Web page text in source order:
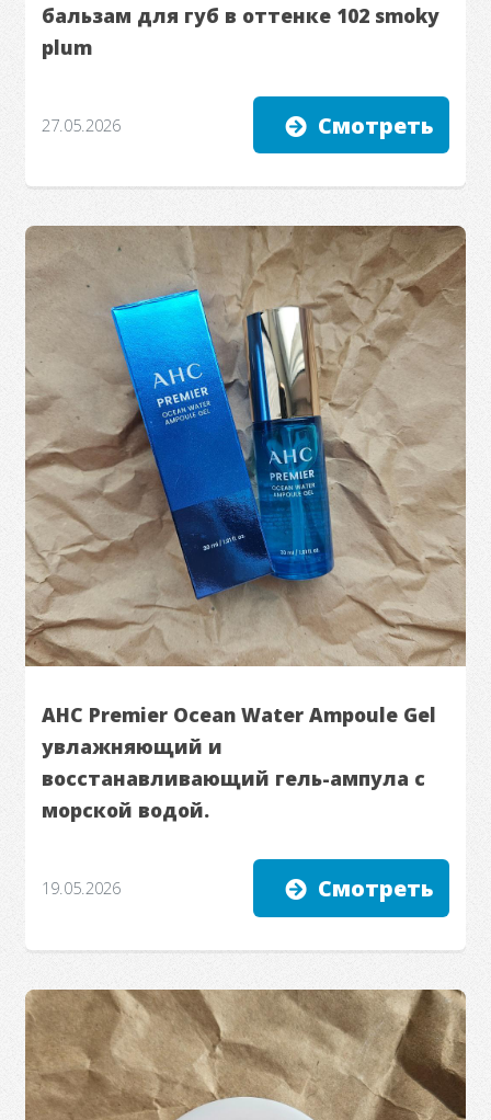
бальзам для губ в оттенке 102 smoky
plum
27.05.2026 Смотреть
AHC Premier Ocean Water Ampoule Gel
увлажняющий и
восстанавливающий гель-ампула с
морской водой.
19.05.2026 Смотреть